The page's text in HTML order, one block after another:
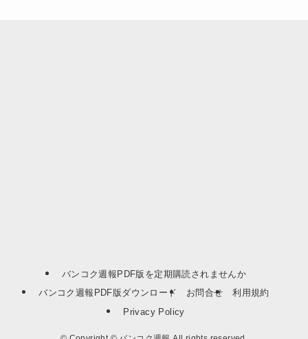
バンコク週報PDF版を定期購読されませんか
バンコク週報PDF版ダウンロード
お問合せ
利用規約
Privacy Policy